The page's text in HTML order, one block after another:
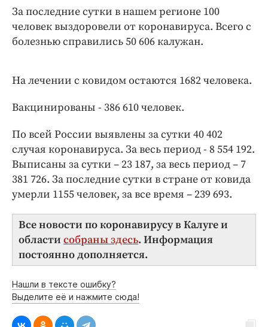
За последние сутки в нашем регионе 100
человек выздоровели от коронавируса. Всего с
болезнью справились 50 606 калужан.
На лечении с ковидом остаются 1682 человека.
Вакцинированы - 386 610 человек.
По всей России выявлены за сутки 40 402
случая коронавируса. За весь период - 8 554 192.
Выписаны за сутки – 23 187, за весь период – 7
381 726. За последние сутки в стране от ковида
умерли 1155 человек, за все время – 239 693.
Все новости по коронавирусу в Калуге и
области собраны здесь. Информация
постоянно дополняется.
Нашли в тексте ошибку?
Выделите её и нажмите сюда!